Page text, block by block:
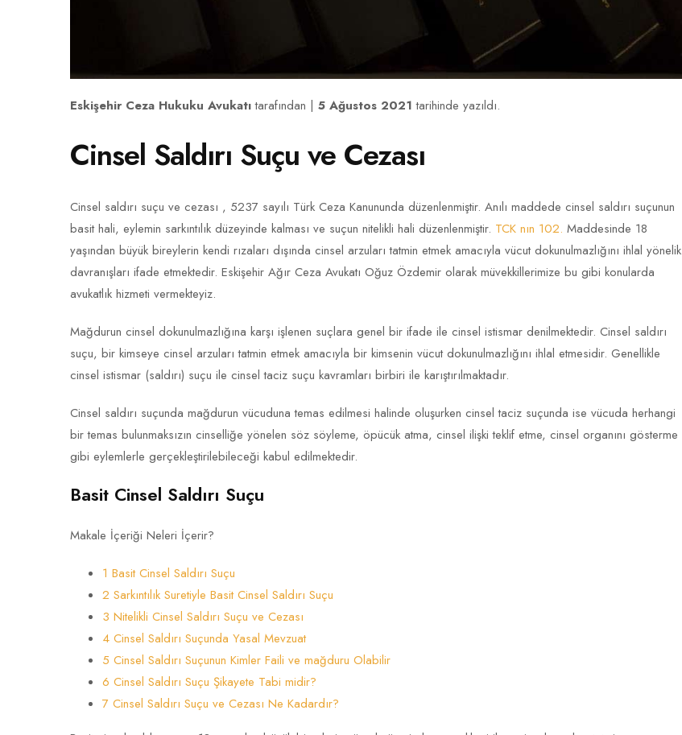
Eskişehir Ceza Hukuku Avukatıtarafından | 5 Ağustos 2021 tarihinde yazıldı.
Cinsel Saldırı Suçu ve Cezası
Cinsel saldırı suçu ve cezası , 5237 sayılı Türk Ceza Kanununda düzenlenmiştir. Anılı maddede cinsel saldırı suçunun
basit hali, eylemin sarkıntılık düzeyinde kalması ve suçun nitelikli hali düzenlenmiştir. TCK nın 102. Maddesinde 18
yaşından büyük bireylerin kendi rızaları dışında cinsel arzuları tatmin etmek amacıyla vücut dokunulmazlığını ihlal yönelik
davranışları ifade etmektedir. Eskişehir Ağır Ceza Avukatı Oğuz Özdemir olarak müvekkillerimize bu gibi konularda
avukatlık hizmeti vermekteyiz.
Mağdurun cinsel dokunulmazlığına karşı işlenen suçlara genel bir ifade ile cinsel istismar denilmektedir. Cinsel saldırı
suçu, bir kimseye cinsel arzuları tatmin etmek amacıyla bir kimsenin vücut dokunulmazlığını ihlal etmesidir. Genellikle
cinsel istismar (saldırı) suçu ile cinsel taciz suçu kavramları birbiri ile karıştırılmaktadır.
Cinsel saldırı suçunda mağdurun vücuduna temas edilmesi halinde oluşurken cinsel taciz suçunda ise vücuda herhangi
bir temas bulunmaksızın cinselliğe yönelen söz söyleme, öpücük atma, cinsel ilişki teklif etme, cinsel organını gösterme
gibi eylemlerle gerçekleştirilebileceği kabul edilmektedir.
Basit Cinsel Saldırı Suçu
Makale İçeriği Neleri İçerir?
1 Basit Cinsel Saldırı Suçu
2 Sarkıntılık Suretiyle Basit Cinsel Saldırı Suçu
3 Nitelikli Cinsel Saldırı Suçu ve Cezası
4 Cinsel Saldırı Suçunda Yasal Mevzuat
5 Cinsel Saldırı Suçunun Kimler Faili ve mağduru Olabilir
6 Cinsel Saldırı Suçu Şikayete Tabi midir?
7 Cinsel Saldırı Suçu ve Cezası Ne Kadardır?